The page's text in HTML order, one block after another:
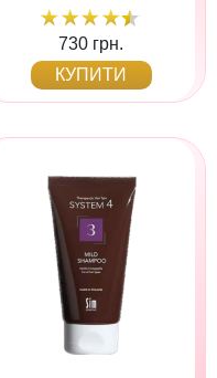
730 грн.
КУПИТИ